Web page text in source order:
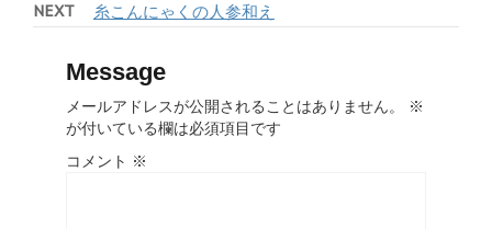
NEXT 糸こんにゃくの人参和え
Message
メールアドレスが公開されることはありません。
※
が付いている欄は必須項目です
コメント ※